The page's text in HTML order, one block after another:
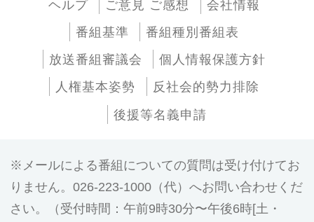
ヘルプ ご意見 ご感想
会社情報
番組基準
番組種別番組表
放送番組審議会
個人情報保護方針
人権基本姿勢
反社会的勢力排除
後援等名義申請
メールによる番組についての質問は受け付けてお
りません。026-223-1000（代）へお問い合わせくだ
さい。（受付時間：午前9時30分〜午後6時[土・